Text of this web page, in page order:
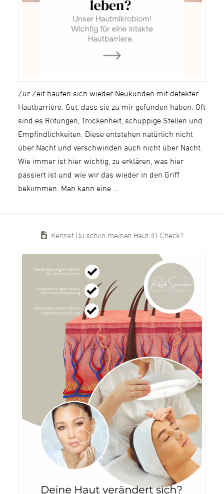
Zur Zeit häufen sich wieder Neukunden mit defekter
Hautbarriere. Gut, dass sie zu mir gefunden haben. Oft
sind es Rötungen, Trockenheit, schuppige Stellen und
Empfindlichkeiten. Diese entstehen natürlich nicht
über Nacht und verschwinden auch nicht über Nacht.
Wie immer ist hier wichtig, zu erklären, was hier
passiert ist und wie wir das wieder in den Griff
bekommen. Man kann eine …
Kennst Du schon meinen Haut-ID-Check?